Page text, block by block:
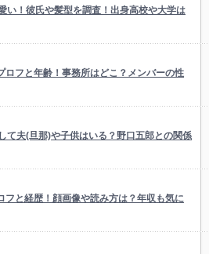
い！彼氏や髪型を調査！出身高校や大学は
ロフと年齢！事務所はどこ？メンバーの性
て夫(旦那)や子供はいる？野口五郎との関係
フと経歴！顔画像や読み方は？年収も気に